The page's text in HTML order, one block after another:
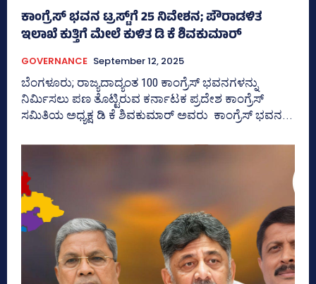
ಕಾಂಗ್ರೆಸ್‌ ಭವನ ಟ್ರಸ್ಟ್‌ಗೆ 25 ನಿವೇಶನ; ಪೌರಾಡಳಿತ
ಇಲಾಖೆ ಕುತ್ತಿಗೆ ಮೇಲೆ ಕುಳಿತ ಡಿ ಕೆ ಶಿವಕುಮಾರ್
GOVERNANCE September 12, 2025
ಬೆಂಗಳೂರು; ರಾಜ್ಯದಾದ್ಯಂತ 100 ಕಾಂಗ್ರೆಸ್‌ ಭವನಗಳನ್ನು
ನಿರ್ಮಿಸಲು ಪಣ ತೊಟ್ಟಿರುವ ಕರ್ನಾಟಕ ಪ್ರದೇಶ ಕಾಂಗ್ರೆಸ್‌
ಸಮಿತಿಯ ಅಧ್ಯಕ್ಷ ಡಿ ಕೆ ಶಿವಕುಮಾರ್ ಅವರು ಕಾಂಗ್ರೆಸ್‌ ಭವನ...